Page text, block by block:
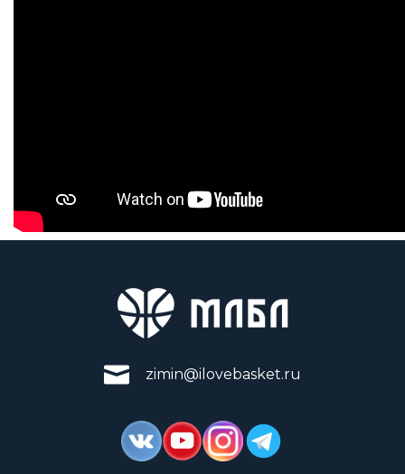
zimin@ilovebasket.ru